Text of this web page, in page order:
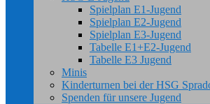
Spielplan E1-Jugend
Spielplan E2-Jugend
Spielplan E3-Jugend
Tabelle E1+E2-Jugend
Tabelle E3 Jugend
Minis
Kinderturnen bei der HSG
Spenden für unsere Jugend